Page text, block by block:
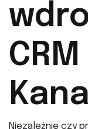
Niezależnie czy